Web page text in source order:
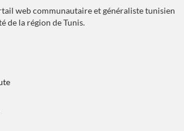
web communautaire et généraliste tunisien
de la région de Tunis.